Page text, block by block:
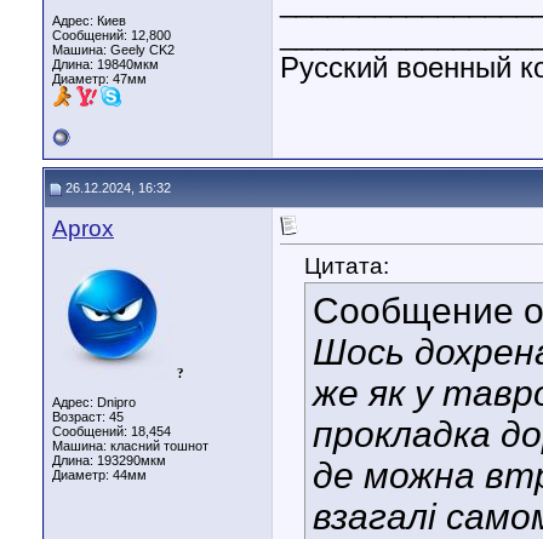
Адрес: Киев
Сообщений: 12,800
Машина: Geely CK2
Длина: 19840мкм
Диаметр: 47мм
Русский военный
26.12.2024, 16:32
Aprox
?
Адрес: Dnipro
Возраст: 45
Сообщений: 18,454
Машина: класний тошнот
Длина: 193290мкм
Диаметр: 44мм
Цитата:
Сообщение
Шось
же як у
прокладка
де можна
взагалі